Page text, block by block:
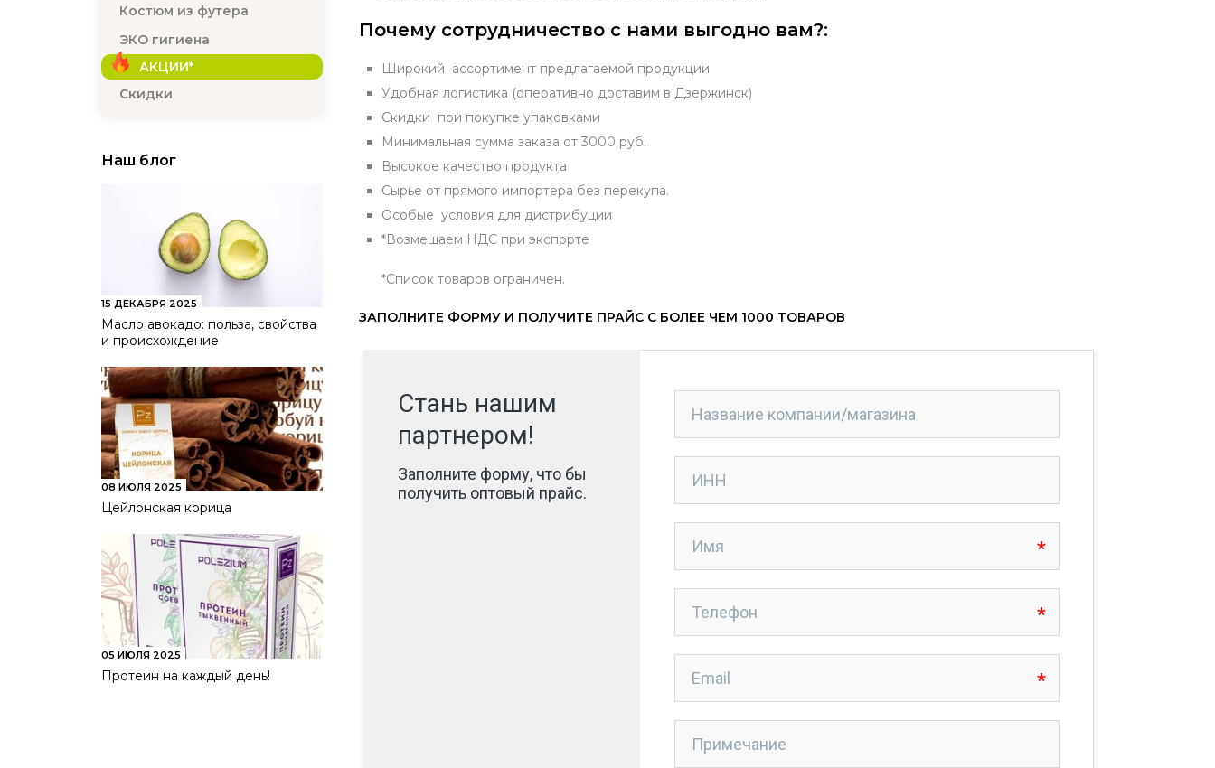
Костюм из футера
ЭКО гигиена
АКЦИИ*
Скидки
Наш блог
15 ДЕКАБРЯ 2025
Масло авокадо: польза, свойства
и происхождение
08 ИЮЛЯ 2025
Цейлонская корица
05 ИЮЛЯ 2025
Протеин на каждый день!
Почему сотрудничество с нами выгодно вам?:
Широкий ассортимент предлагаемой продукции
Удобная логистика (оперативно доставим в Дзержинск)
Скидки при покупке упаковками
Минимальная сумма заказа от 3000 руб.
Высокое качество продукта
Сырье от прямого импортера без перекупа.
Особые условия для дистрибуции
*Возмещаем НДС при экспорте
*Список товаров ограничен.
ЗАПОЛНИТЕ ФОРМУ И ПОЛУЧИТЕ ПРАЙС С БОЛЕЕ ЧЕМ 1000 ТОВАРОВ